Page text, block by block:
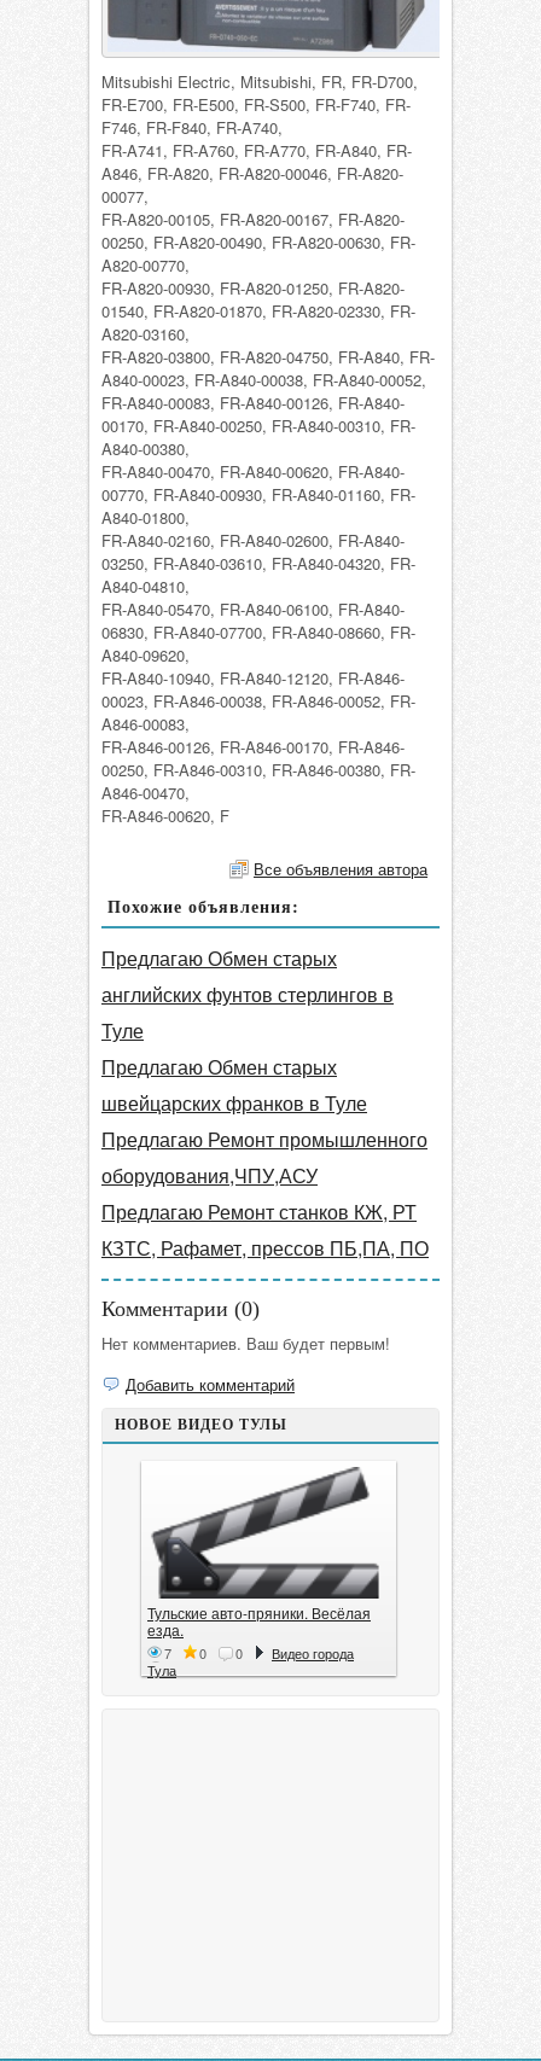
Mitsubishi Electric, Mitsubishi, FR, FR-D700,
FR-E700, FR-E500, FR-S500, FR-F740, FR-
F746, FR-F840, FR-A740,
FR-A741, FR-A760, FR-A770, FR-A840, FR-
A846, FR-A820, FR-A820-00046, FR-A820-
00077,
FR-A820-00105, FR-A820-00167, FR-A820-
00250, FR-A820-00490, FR-A820-00630, FR-
A820-00770,
FR-A820-00930, FR-A820-01250, FR-A820-
01540, FR-A820-01870, FR-A820-02330, FR-
A820-03160,
FR-A820-03800, FR-A820-04750, FR-A840, FR-
A840-00023, FR-A840-00038, FR-A840-00052,
FR-A840-00083, FR-A840-00126, FR-A840-
00170, FR-A840-00250, FR-A840-00310, FR-
A840-00380,
FR-A840-00470, FR-A840-00620, FR-A840-
00770, FR-A840-00930, FR-A840-01160, FR-
A840-01800,
FR-A840-02160, FR-A840-02600, FR-A840-
03250, FR-A840-03610, FR-A840-04320, FR-
A840-04810,
FR-A840-05470, FR-A840-06100, FR-A840-
06830, FR-A840-07700, FR-A840-08660, FR-
A840-09620,
FR-A840-10940, FR-A840-12120, FR-A846-
00023, FR-A846-00038, FR-A846-00052, FR-
A846-00083,
FR-A846-00126, FR-A846-00170, FR-A846-
00250, FR-A846-00310, FR-A846-00380, FR-
A846-00470,
FR-A846-00620, F
Все объявления автора
Похожие объявления:
Предлагаю Обмен старых
английских фунтов стерлингов в
Туле
Предлагаю Обмен старых
швейцарских франков в Туле
Предлагаю Ремонт промышленного
оборудования,ЧПУ,АСУ
Предлагаю Ремонт станков КЖ, РТ
КЗТС, Рафамет, прессов ПБ,ПА, ПО
Комментарии (0)
Нет комментариев. Ваш будет первым!
Добавить комментарий
НОВОЕ ВИДЕО ТУЛЫ
Тульские авто-пряники. Весёлая
езда.
7 0 0
Видео города
Тула